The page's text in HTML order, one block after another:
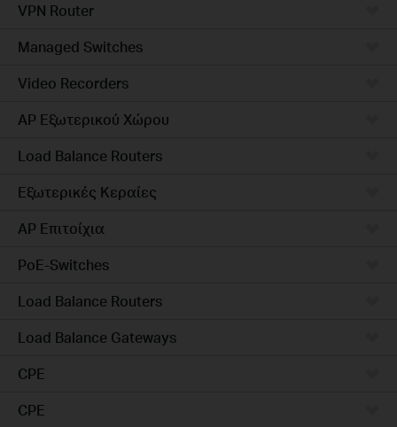
VPN Router
Managed Switches
Video Recorders
AP Εξωτερικού Χώρου
Load Balance Routers
Εξωτερικές Κεραίες
AP Επιτοίχια
PoE-Switches
Load Balance Routers
Load Balance Gateways
CPE
CPE